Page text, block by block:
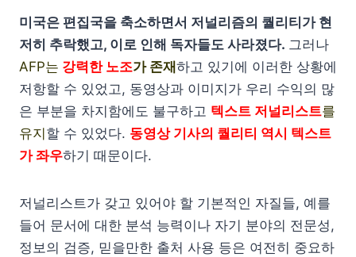
미국은 편집국을 축소하면서 저널리즘의 퀄리티가 현
저히 추락했고, 이로 인해 독자들도 사라졌다. 그러나
AFP는 강력한 노조가 존재하고 있기에 이러한 상황에
저항할 수 있었고, 동영상과 이미지가 우리 수익의 많
은 부분을 차지함에도 불구하고 텍스트 저널리스트를
유지할 수 있었다. 동영상 기사의 퀄리티 역시 텍스트
가 좌우하기 때문이다.
저널리스트가 갖고 있어야 할 기본적인 자질들, 예를
들어 문서에 대한 분석 능력이나 자기 분야의 전문성,
정보의 검증, 믿을만한 출처 사용 등은 여전히 중요하